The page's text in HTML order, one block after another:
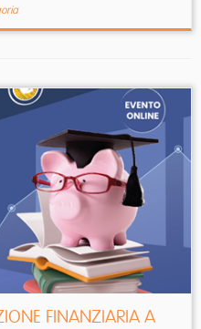
FINANZIARIA A